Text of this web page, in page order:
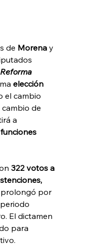
de Morena y
Reforma
elección
el cambio
de
a
322 votos a
prolongó por
El dictamen
para